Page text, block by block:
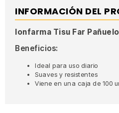
INFORMACIÓN DEL
Ionfarma Tisu Far
Beneficios:
Ideal para uso diario
Suaves y resistentes
Viene en una caja de 100